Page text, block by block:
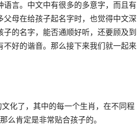
言。中文中有很多的多意字，而且有
母在给孩子起名字时，也觉得中文深
的名字，能否通顺好听，还要顾及到
好的谐音。那么接下来我们就一起来
化了，其中的每一个生肖，在不同程
么肯定是非常贴合孩子的。